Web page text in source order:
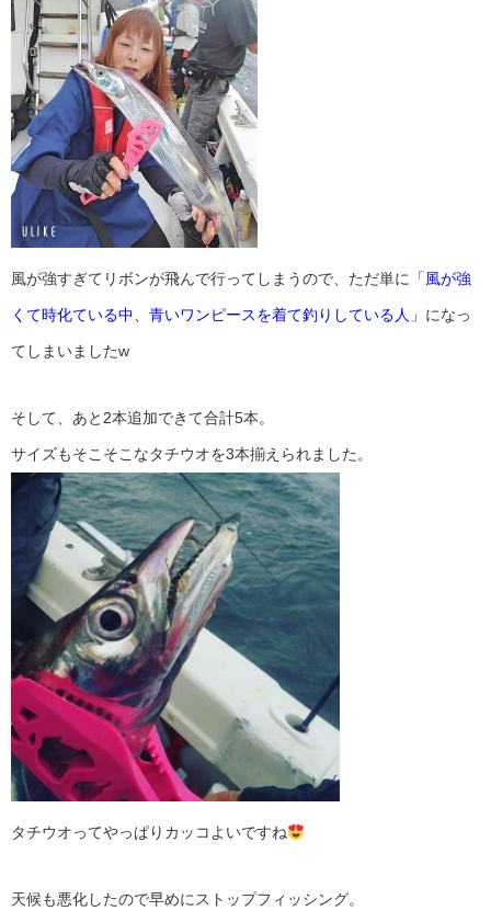
風が強すぎてリボンが飛んで行ってしまうので、ただ単に 「風が強
くて時化ている中、青いワンピースを着て釣りしている人」 になっ
てしまいましたw
そして、あと2本追加できて合計5本。
サイズもそこそこなタチウオを3本揃えられました。
タチウオってやっぱりカッコよいですね
天候も悪化したので早めにストップフィッシング。